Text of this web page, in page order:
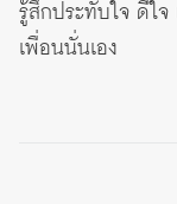
รู้สึกประทับใจ ดีใ
เพื่อนนั่นเอง